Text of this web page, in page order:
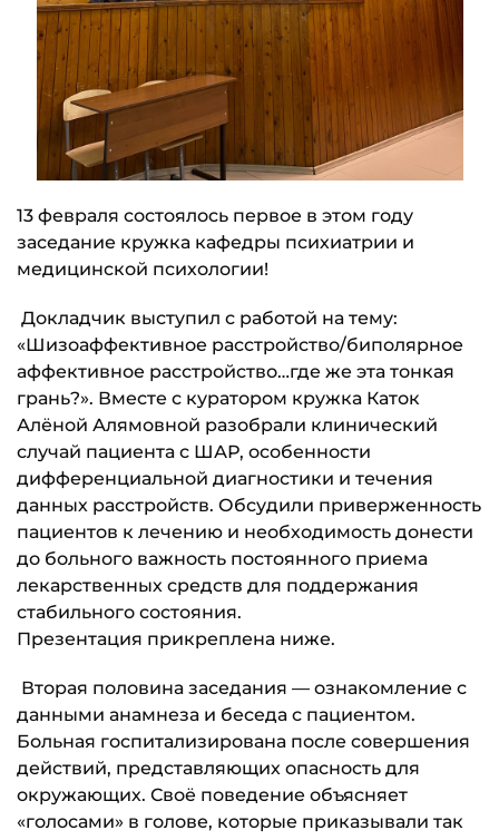
13 февраля состоялось первое в этом году
заседание кружка кафедры психиатрии и
медицинской психологии!
Докладчик выступил с работой на тему:
«Шизоаффективное расстройство/биполярное
аффективное расстройство…где же эта тонкая
грань?». Вместе с куратором кружка Каток
Алёной Алямовной разобрали клинический
случай пациента с ШАР, особенности
дифференциальной диагностики и течения
данных расстройств. Обсудили приверженность
пациентов к лечению и необходимость донести
до больного важность постоянного приема
лекарственных средств для поддержания
стабильного состояния.
Презентация прикреплена ниже.
Вторая половина заседания — ознакомление с
данными анамнеза и беседа с пациентом.
Больная госпитализирована после совершения
действий, представляющих опасность для
окружающих. Своё поведение объясняет
«голосами» в голове, которые приказывали так